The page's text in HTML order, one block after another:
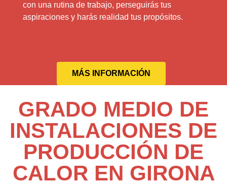
con una rutina de trabajo, perseguirás tus
aspiraciones y harás realidad tus propósitos.
MÁS INFORMACIÓN
GRADO MEDIO DE
INSTALACIONES DE
PRODUCCIÓN DE
CALOR EN GIRONA